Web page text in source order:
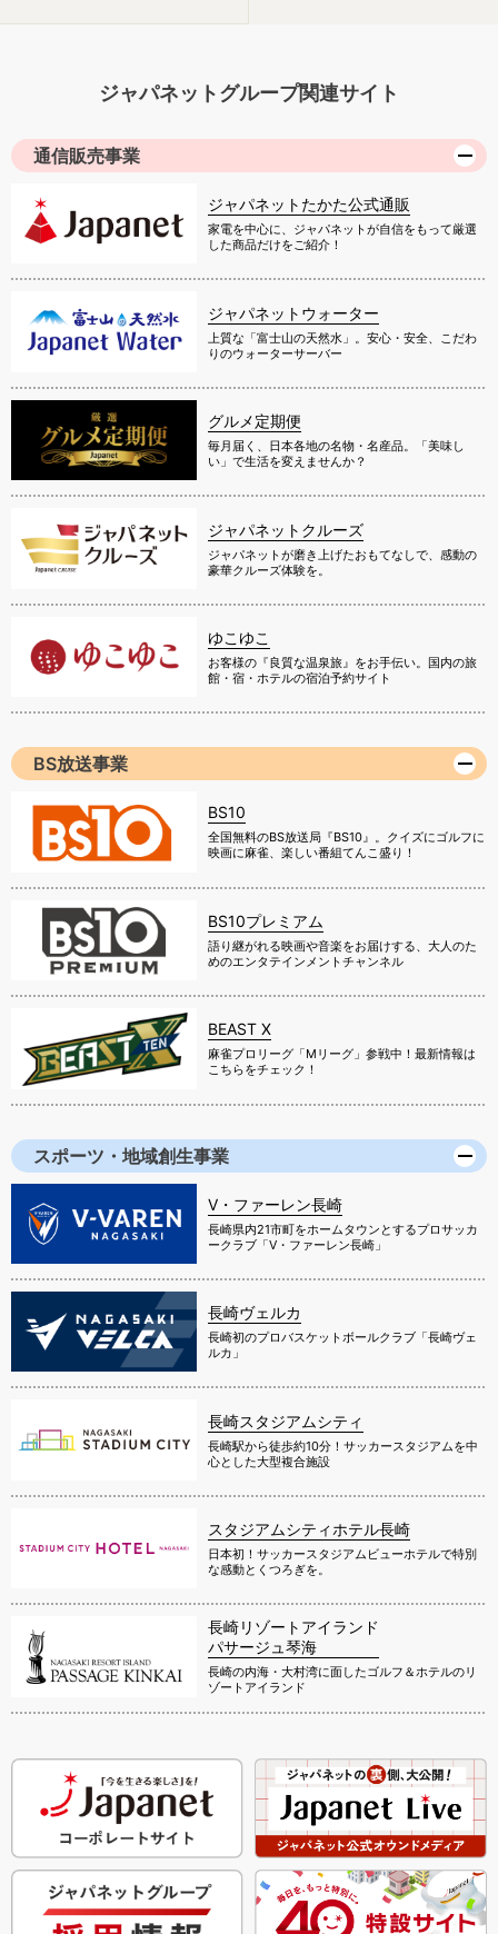
ジャパネットグループ関連サイト
通信販売事業
ジャパネットたかた公式通販
家電を中心に、ジャパネットが自信をもって厳選
した商品だけをご紹介！
ジャパネットウォーター
上質な「富士山の天然水」。安心・安全、こだわ
りのウォーターサーバー
グルメ定期便
毎月届く、日本各地の名物・名産品。「美味し
い」で生活を変えませんか？
ジャパネットクルーズ
ジャパネットが磨き上げたおもてなしで、感動の
豪華クルーズ体験を。
ゆこゆこ
お客様の『良質な温泉旅』をお手伝い。国内の旅
館・宿・ホテルの宿泊予約サイト
BS放送事業
BS10
全国無料のBS放送局『BS10』。クイズにゴルフに
映画に麻雀、楽しい番組てんこ盛り！
BS10プレミアム
語り継がれる映画や音楽をお届けする、大人のた
めのエンタテインメントチャンネル
BEAST X
麻雀プロリーグ「Mリーグ」参戦中！最新情報は
こちらをチェック！
スポーツ・地域創生事業
V・ファーレン長崎
長崎県内21市町をホームタウンとするプロサッカ
ークラブ「V・ファーレン長崎」
長崎ヴェルカ
長崎初のプロバスケットボールクラブ「長崎ヴェ
ルカ」
長崎スタジアムシティ
長崎駅から徒歩約10分！サッカースタジアムを中
心とした大型複合施設
スタジアムシティホテル長崎
日本初！サッカースタジアムビューホテルで特別
な感動とくつろぎを。
長崎リゾートアイランド
パサージュ琴海
長崎の内海・大村湾に面したゴルフ＆ホテルのリ
ゾートアイランド